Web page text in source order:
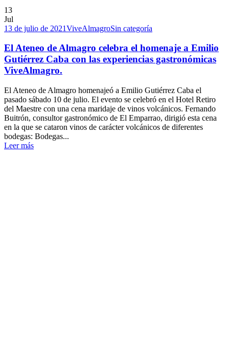
13
Jul
13 de julio de 2021ViveAlmagroSin categoría
El Ateneo de Almagro celebra el homenaje a Emilio
Gutiérrez Caba con las experiencias gastronómicas
ViveAlmagro.
El Ateneo de Almagro homenajeó a Emilio Gutiérrez Caba el
pasado sábado 10 de julio. El evento se celebró en el Hotel Retiro
del Maestre con una cena maridaje de vinos volcánicos. Fernando
Buitrón, consultor gastronómico de El Emparrao, dirigió esta cena
en la que se cataron vinos de carácter volcánicos de diferentes
bodegas: Bodegas...
Leer más